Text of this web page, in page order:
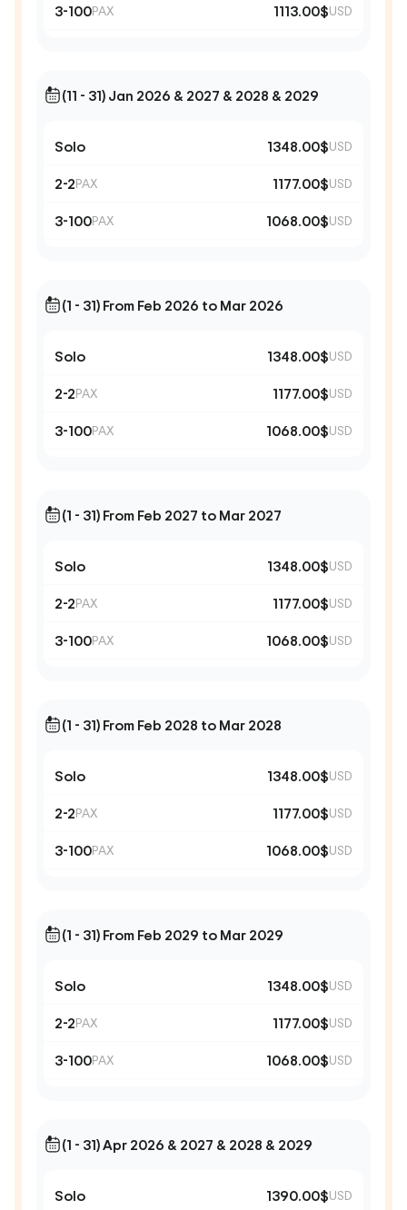
3-100PAX 1113.00$USD
(11 - 31) Jan 2026 & 2027 & 2028 & 2029
Solo 1348.00$USD
2-2PAX 1177.00$USD
3-100PAX 1068.00$USD
(1 - 31) From Feb 2026 to Mar 2026
Solo 1348.00$USD
2-2PAX 1177.00$USD
3-100PAX 1068.00$USD
(1 - 31) From Feb 2027 to Mar 2027
Solo 1348.00$USD
2-2PAX 1177.00$USD
3-100PAX 1068.00$USD
(1 - 31) From Feb 2028 to Mar 2028
Solo 1348.00$USD
2-2PAX 1177.00$USD
3-100PAX 1068.00$USD
(1 - 31) From Feb 2029 to Mar 2029
Solo 1348.00$USD
2-2PAX 1177.00$USD
3-100PAX 1068.00$USD
(1 - 31) Apr 2026 & 2027 & 2028 & 2029
Solo 1390.00$USD